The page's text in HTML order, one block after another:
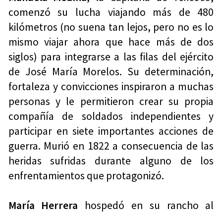
comenzó su lucha viajando más de 480
kilómetros (no suena tan lejos, pero no es lo
mismo viajar ahora que hace más de dos
siglos) para integrarse a las filas del ejército
de José María Morelos. Su determinación,
fortaleza y convicciones inspiraron a muchas
personas y le permitieron crear su propia
compañía de soldados independientes y
participar en siete importantes acciones de
guerra. Murió en 1822 a consecuencia de las
heridas sufridas durante alguno de los
enfrentamientos que protagonizó.
María Herrera hospedó en su rancho al